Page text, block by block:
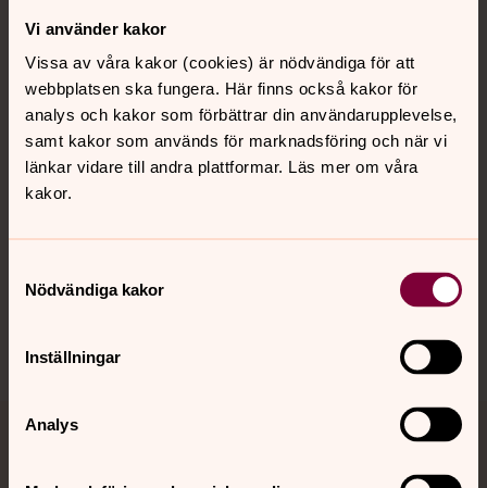
Vi använder kakor
Vissa av våra kakor (cookies) är nödvändiga för att
webbplatsen ska fungera. Här finns också kakor för
analys och kakor som förbättrar din användarupplevelse,
samt kakor som används för marknadsföring och när vi
länkar vidare till andra plattformar. Läs mer om våra
kakor.
Nödvändiga kakor
Inställningar
Analys
Kontakt
Kalender
Hitta snabbt
Sociala kanaler